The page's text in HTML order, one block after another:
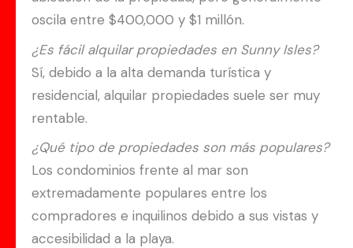
oscila entre $400,000 y $1 millón.
¿Es fácil alquilar propiedades en Sunny Isles?
Sí, debido a la alta demanda turística y
residencial, alquilar propiedades suele ser muy
rentable.
¿Qué tipo de propiedades son más populares?
Los condominios frente al mar son
extremadamente populares entre los
compradores e inquilinos debido a sus vistas y
accesibilidad a la playa.